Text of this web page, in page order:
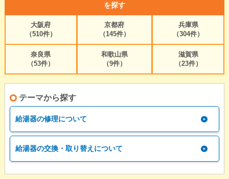
を探す
大阪府
（510件）
京都府
（145件）
兵庫県
（304件）
奈良県
（53件）
和歌山県
（9件）
滋賀県
（23件）
テーマから探す
給湯器の修理について
給湯器の交換・取り替えについて